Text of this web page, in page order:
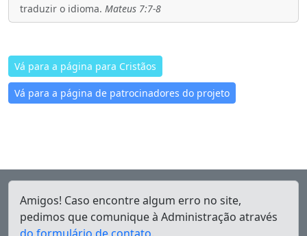
traduzir o idioma. Mateus 7:7-8
Vá para a página para Cristãos
Vá para a página de patrocinadores do projeto
Amigos! Caso encontre algum erro no site,
pedimos que comunique à Administração através